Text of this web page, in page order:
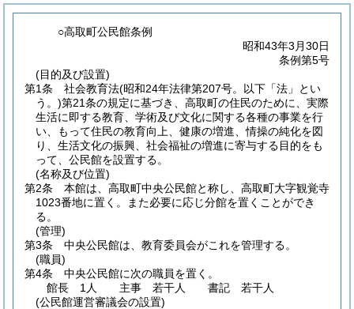
○高取町公民館条例
昭和43年3月30日
条例第5号
(目的及び設置)
第1条
社会教育法(昭和24年法律第207号。以下「法」とい
う。)第21条の規定に基づき、高取町の住民のために、実際
生活に即する教育、学術及び文化に関する各種の事業を行
い、もって住民の教育向上、健康の増進、情操の純化を図
り、生活文化の振興、社会福祉の増進に寄与する目的をも
って、公民館を設置する。
(名称及び位置)
第2条
本館は、高取町中央公民館と称し、高取町大字観覚寺
1023番地に置く。
また必要に応じ分館を置くことができ
る。
(管理)
第3条
中央公民館は、教育委員会がこれを管理する。
(職員)
第4条
中央公民館に次の職員を置く。
館長 1人 主事 若干人 書記 若干人
(公民館運営審議会の設置)